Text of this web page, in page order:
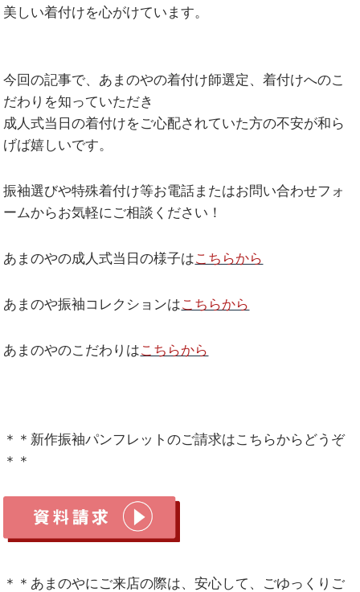
美しい着付けを心がけています。
今回の記事で、あまのやの着付け師選定、着付けへのこ
だわりを知っていただき
成人式当日の着付けをご心配されていた方の不安が和ら
げば嬉しいです。
振袖選びや特殊着付け等お電話またはお問い合わせフォ
ームからお気軽にご相談ください！
あまのやの成人式当日の様子はこちらから
あまのや振袖コレクションはこちらから
あまのやのこだわりはこちらから
＊＊新作振袖パンフレットのご請求はこちらからどうぞ
＊＊
＊＊あまのやにご来店の際は、安心して、ごゆっくりご